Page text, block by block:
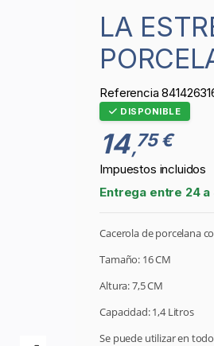
LA ESTRELLA - CACEROLA
Referencia
DISPONIBLE
14,75 €
Impuestos incluidos
Entrega entre 24 a
Cacerola de porcelana
Tamaño: 16 CM
Altura: 7,5 CM
Capacidad: 1,4 Litros
Se puede utilizar en